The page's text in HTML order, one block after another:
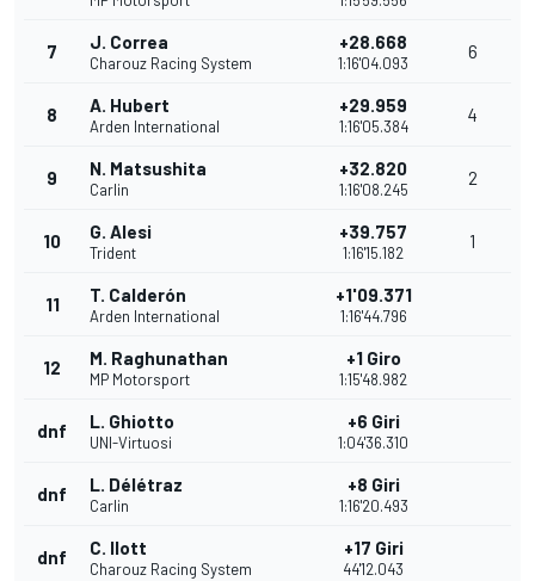
7 J. Correa
Charouz Racing System
+28.668
1:16'04.093
6
8 A. Hubert
Arden International
+29.959
1:16'05.384
4
9 N. Matsushita
Carlin
+32.820
1:16'08.245
2
10 G. Alesi
Trident
+39.757
1:16'15.182
1
11 T. Calderón
Arden International
+1'09.371
1:16'44.796
12 M. Raghunathan
MP Motorsport
+1 Giro
1:15'48.982
dnf L. Ghiotto
UNI-Virtuosi
+6 Giri
1:04'36.310
dnf L. Délétraz
Carlin
+8 Giri
1:16'20.493
dnf C. Ilott
Charouz Racing System
+17 Giri
44'12.043